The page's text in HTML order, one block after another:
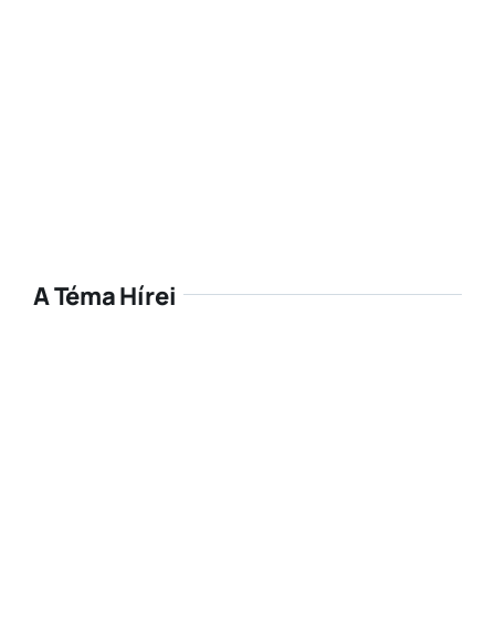
A Téma Hírei